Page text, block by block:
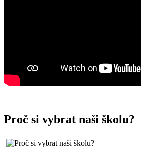
Proč si vybrat naši školu?